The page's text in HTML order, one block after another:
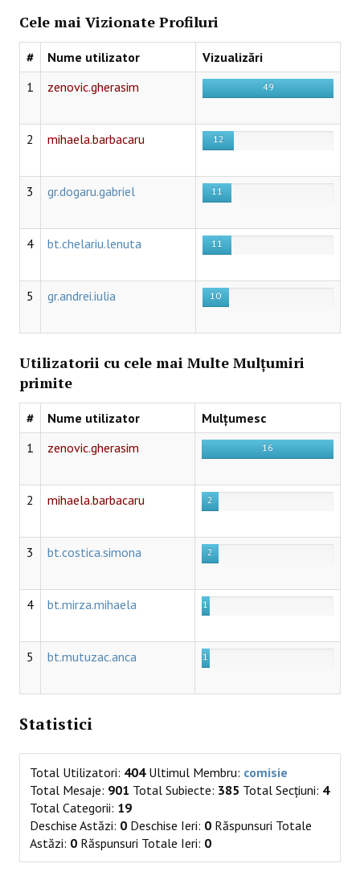
Cele mai Vizionate Profiluri
# Nume utilizator
Vizualizări
1
zenovic.gherasim 49
2 mihaela.barbacaru 12
3 gr.dogaru.gabriel 11
4 bt.chelariu.lenuta 11
5 gr.andrei.iulia 10
Utilizatorii cu cele mai Multe Mulțumiri
primite
# Nume utilizator
Mulțumesc
1
zenovic.gherasim 16
2 mihaela.barbacaru 2
3 bt.costica.simona 2
4 bt.mirza.mihaela 1
5 bt.mutuzac.anca 1
Statistici
Total Utilizatori: 404 Ultimul Membru: comisie
Total Mesaje: 901 Total Subiecte: 385 Total Secțiuni: 4
Total Categorii: 19
Deschise Astăzi: 0 Deschise Ieri: 0 Răspunsuri Totale
Astăzi: 0 Răspunsuri Totale Ieri: 0